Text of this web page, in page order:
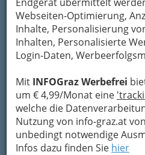
Webseiten-Optimierung,
Inhalte, Personalisierung
Inhalten, Personalisierte
Login-Daten,
Mit INFOGraz Werbefrei
um € 4,99/Monat eine
welche die
Nutzung von info-graz.at
unbedingt notwendige
Infos dazu finden Sie hier
Schon in den 1930er
USA Bars, in denen
zurMusik aus der Jukebox
Paris des Zweiten
Schallplatten,
Funktion des reinen
Moderators zu
auch selbst neue Musik zu